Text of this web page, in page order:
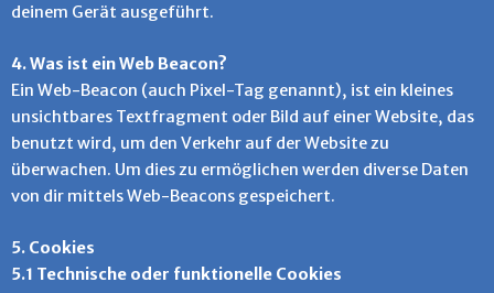
deinem Gerät ausgeführt.
4. Was ist ein Web Beacon?
Ein Web-Beacon (auch Pixel-Tag genannt), ist ein kleines
unsichtbares Textfragment oder Bild auf einer Website, das
benutzt wird, um den Verkehr auf der Website zu
überwachen. Um dies zu ermöglichen werden diverse Daten
von dir mittels Web-Beacons gespeichert.
5. Cookies
5.1 Technische oder funktionelle Cookies